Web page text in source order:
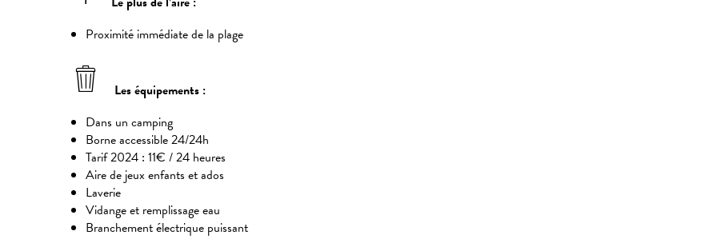
Proximité immédiate de la plage
Les équipements :
Dans un camping
Borne accessible 24/24h
Tarif 2024 : 11€ / 24 heures
Aire de jeux enfants et ados
Laverie
Vidange et remplissage eau
Branchement électrique puissant